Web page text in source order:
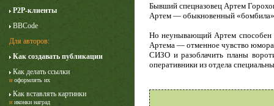
P2P-клиенты
BBCode
Для авторов:
Как создавать публикации
Как делать ссылки
и оформлять их
Как вставлять картинки
и иконки наград
Бывший спецназовец Артем
Артем — обыкновенный «бомбила»,
Но неунывающий Артем способен
Артема — отменное чувство
СИЗО и разоблачить планы
оперативники из отдела